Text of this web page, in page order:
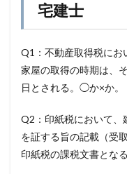
宅建士
Q1：不動産取得税にお
家屋の取得の時期は、
日とされる。◯か×か。
Q2：印紙税において、
を証する旨の記載（受
印紙税の課税文書とな